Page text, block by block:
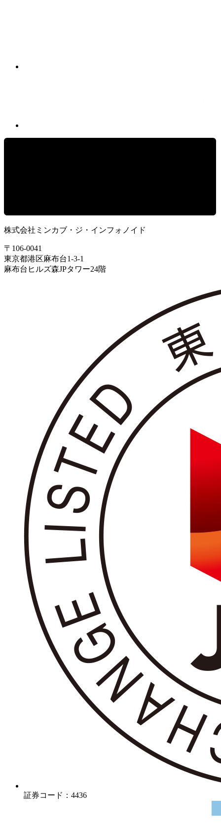
株式会社ミンカブ・ジ・インフォノイド
〒106-0041
東京都港区麻布台1-3-1
麻布台ヒルズ森JPタワー24階
証券コード：4436